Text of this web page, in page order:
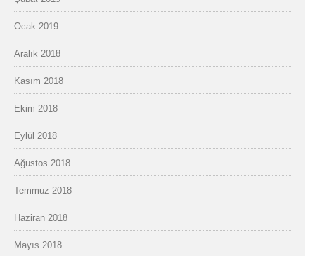
Ocak 2019
Aralık 2018
Kasım 2018
Ekim 2018
Eylül 2018
Ağustos 2018
Temmuz 2018
Haziran 2018
Mayıs 2018